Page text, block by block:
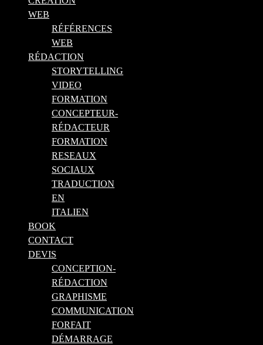
WEB
RÉFÉRENCES
WEB
RÉDACTION
STORYTELLING
VIDEO
FORMATION
CONCEPTEUR-
RÉDACTEUR
FORMATION
RESEAUX
SOCIAUX
TRADUCTION
EN
ITALIEN
BOOK
CONTACT
DEVIS
CONCEPTION-
RÉDACTION
GRAPHISME
COMMUNICATION
FORFAIT
DÉMARRAGE